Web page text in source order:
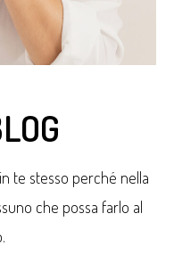
te stesso perché nella
che possa farlo al